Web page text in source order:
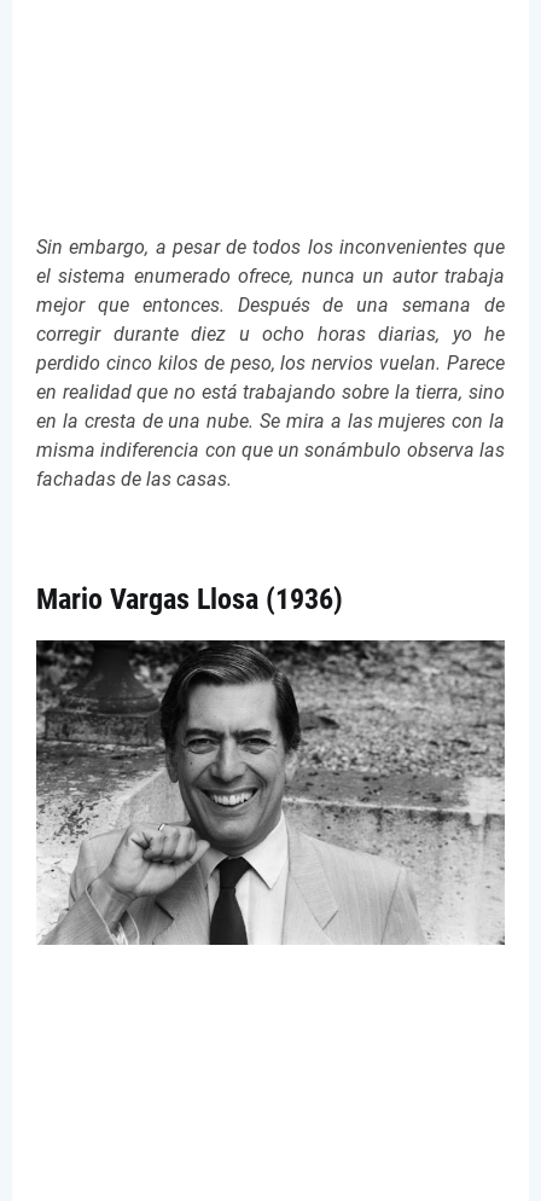
Sin embargo, a pesar de todos los inconvenientes que
el sistema enumerado ofrece, nunca un autor trabaja
mejor que entonces. Después de una semana de
corregir durante diez u ocho horas diarias, yo he
perdido cinco kilos de peso, los nervios vuelan. Parece
en realidad que no está trabajando sobre la tierra, sino
en la cresta de una nube. Se mira a las mujeres con la
misma indiferencia con que un sonámbulo observa las
fachadas de las casas.
Mario Vargas Llosa (1936)